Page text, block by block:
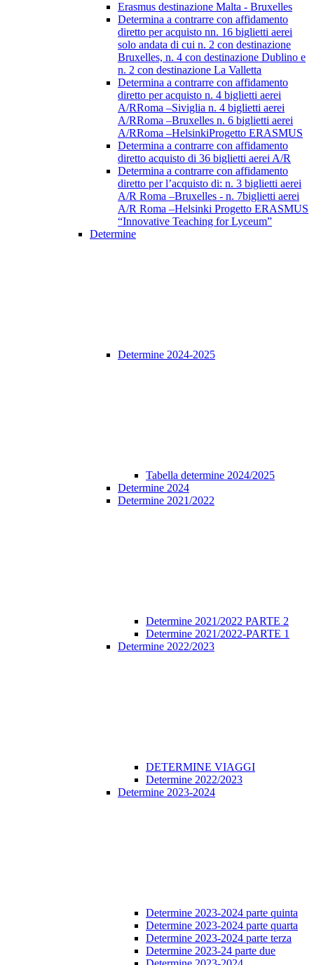
Erasmus destinazione Malta - Bruxelles
Determina a contrarre con affidamento
diretto per acquisto nn. 16 biglietti aerei
solo andata di cui n. 2 con destinazione
Bruxelles, n. 4 con destinazione Dublino e
n. 2 con destinazione La Valletta
Determina a contrarre con affidamento
diretto per acquisto n. 4 biglietti aerei
A/RRoma –Siviglia n. 4 biglietti aerei
A/RRoma –Bruxelles n. 6 biglietti aerei
A/RRoma –HelsinkiProgetto ERASMUS
Determina a contrarre con affidamento
diretto acquisto di 36 biglietti aerei A/R
Determina a contrarre con affidamento
diretto per l’acquisto di: n. 3 biglietti aerei
A/R Roma –Bruxelles - n. 7biglietti aerei
A/R Roma –Helsinki Progetto ERASMUS
“Innovative Teaching for Lyceum”
Determine
Determine 2024-2025
Tabella determine 2024/2025
Determine 2024
Determine 2021/2022
Determine 2021/2022 PARTE 2
Determine 2021/2022-PARTE 1
Determine 2022/2023
DETERMINE VIAGGI
Determine 2022/2023
Determine 2023-2024
Determine 2023-2024 parte quinta
Determine 2023-2024 parte quarta
Determine 2023-2024 parte terza
Determine 2023-24 parte due